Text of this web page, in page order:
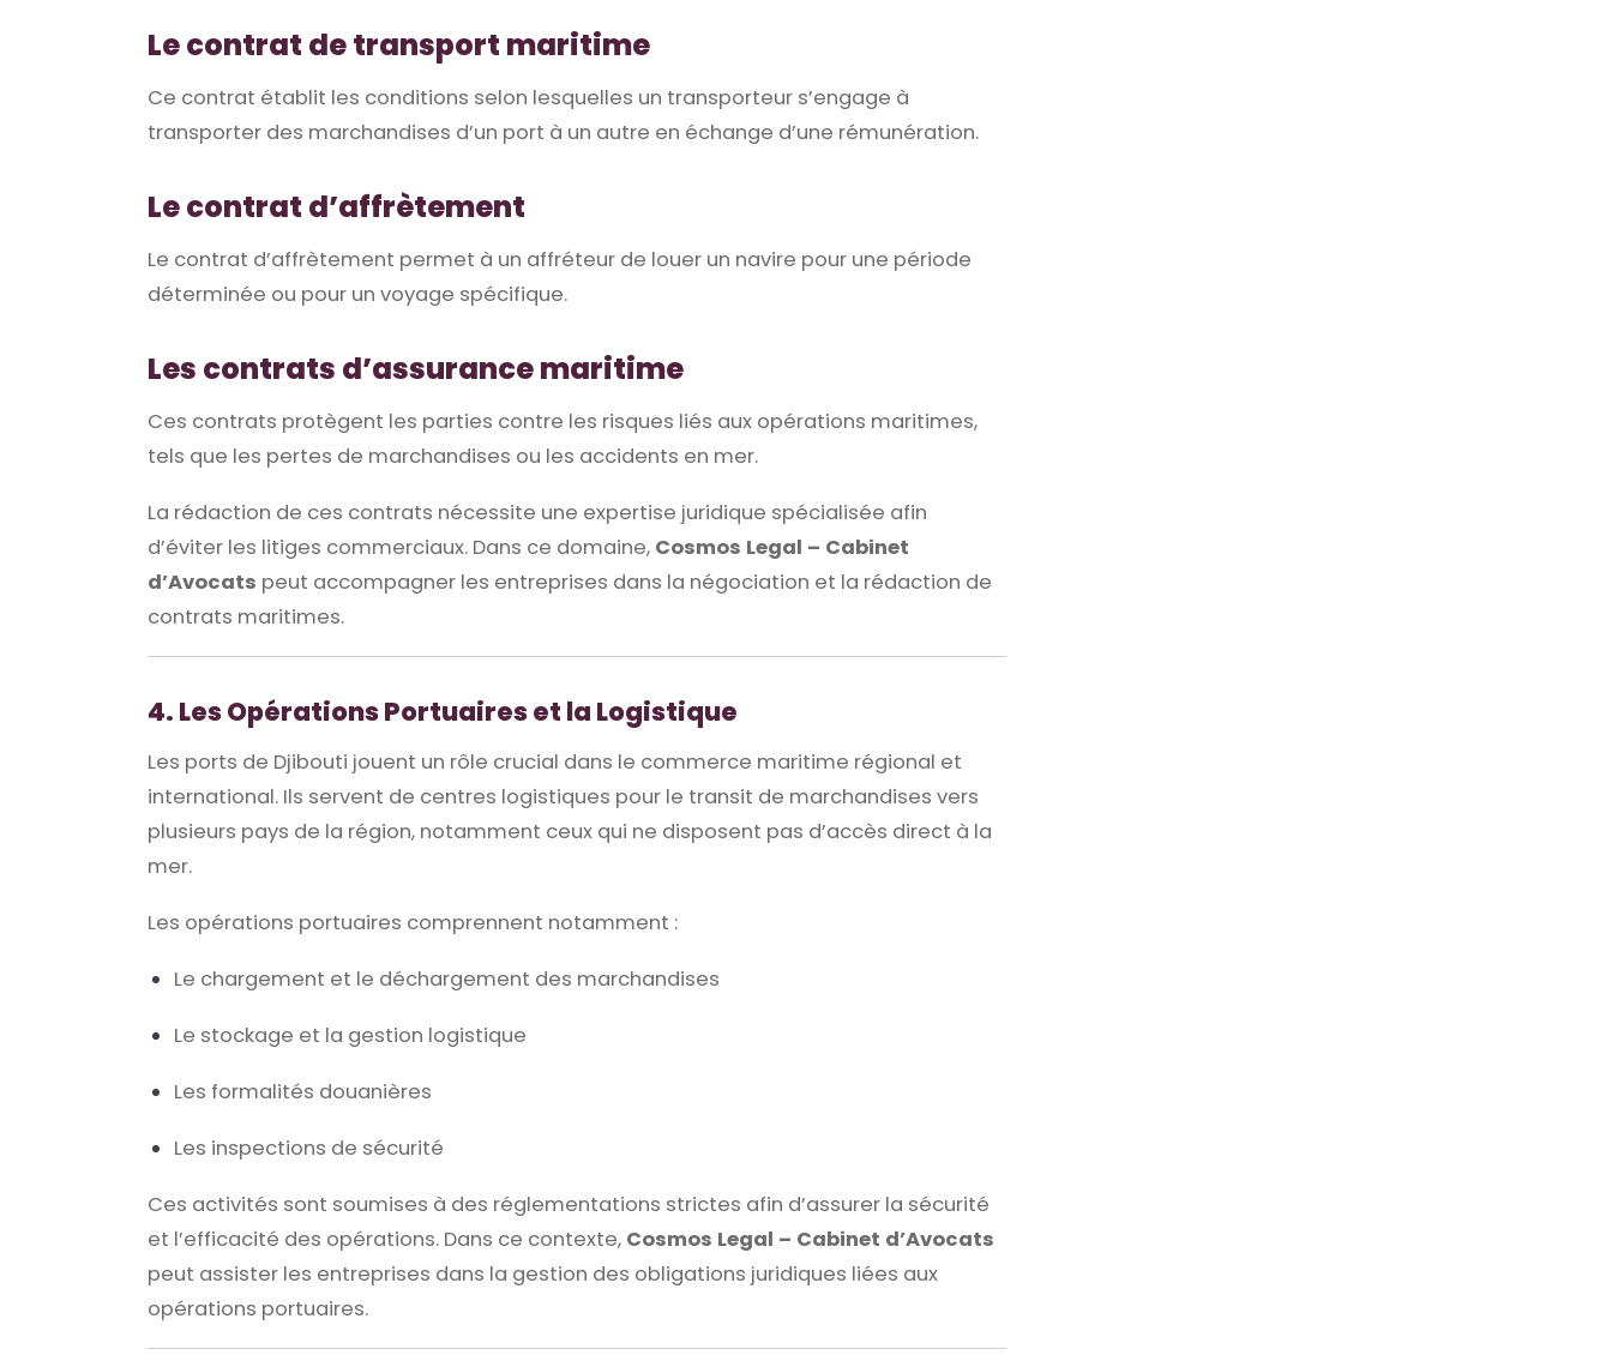
Le contrat de transport maritime
Ce contrat établit les conditions selon lesquelles un transporteur s’engage à
transporter des marchandises d’un port à un autre en échange d’une rémunération.
Le contrat d’affrètement
Le contrat d’affrètement permet à un affréteur de louer un navire pour une période
déterminée ou pour un voyage spécifique.
Les contrats d’assurance maritime
Ces contrats protègent les parties contre les risques liés aux opérations maritimes,
tels que les pertes de marchandises ou les accidents en mer.
La rédaction de ces contrats nécessite une expertise juridique spécialisée afin
d’éviter les litiges commerciaux. Dans ce domaine, Cosmos Legal – Cabinet
d’Avocats peut accompagner les entreprises dans la négociation et la rédaction de
contrats maritimes.
4. Les Opérations Portuaires et la Logistique
Les ports de Djibouti jouent un rôle crucial dans le commerce maritime régional et
international. Ils servent de centres logistiques pour le transit de marchandises vers
plusieurs pays de la région, notamment ceux qui ne disposent pas d’accès direct à la
mer.
Les opérations portuaires comprennent notamment :
Le chargement et le déchargement des marchandises
Le stockage et la gestion logistique
Les formalités douanières
Les inspections de sécurité
Ces activités sont soumises à des réglementations strictes afin d’assurer la sécurité
et l’efficacité des opérations. Dans ce contexte, Cosmos Legal – Cabinet d’Avocats
peut assister les entreprises dans la gestion des obligations juridiques liées aux
opérations portuaires.